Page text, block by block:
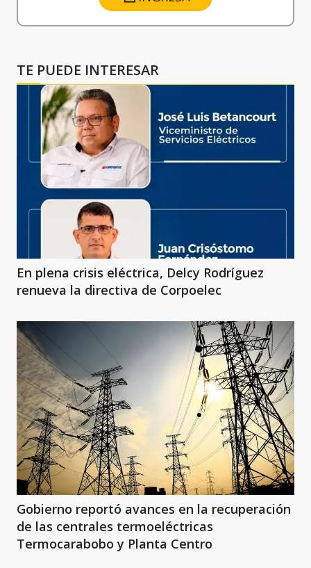
TE PUEDE INTERESAR
En plena crisis eléctrica, Delcy Rodríguez
renueva la directiva de Corpoelec
Gobierno reportó avances en la recuperación
de las centrales termoeléctricas
Termocarabobo y Planta Centro